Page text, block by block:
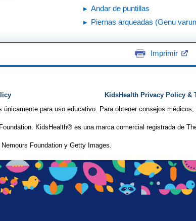
Andar de puntillas
Piernas arqueadas (Genu
Imprimir
KidsHealth Privacy Policy &
únicamente para uso educativo. Para obtener consejos
KidsHealth® es una marca comercial registrada de
Foundation y Getty Images.